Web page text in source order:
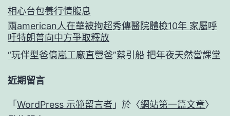
相心台包養行情腹息
兩american人在華被拘超秀傳醫院體檢10年 家屬呼
吁特朗普向中方爭取釋放
“玩伴型爸億嵐工廠直營爸”蔡引船 把年夜天然當課堂
近期留言
「 WordPress 示範留言者 」於〈網站第一篇文章〉